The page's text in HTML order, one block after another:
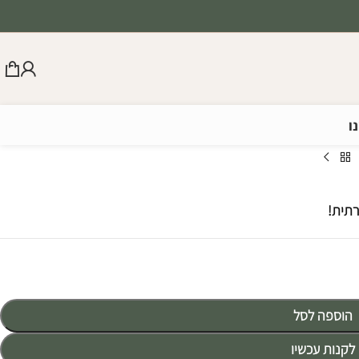
הוספה לסל
לקנות עכשיו